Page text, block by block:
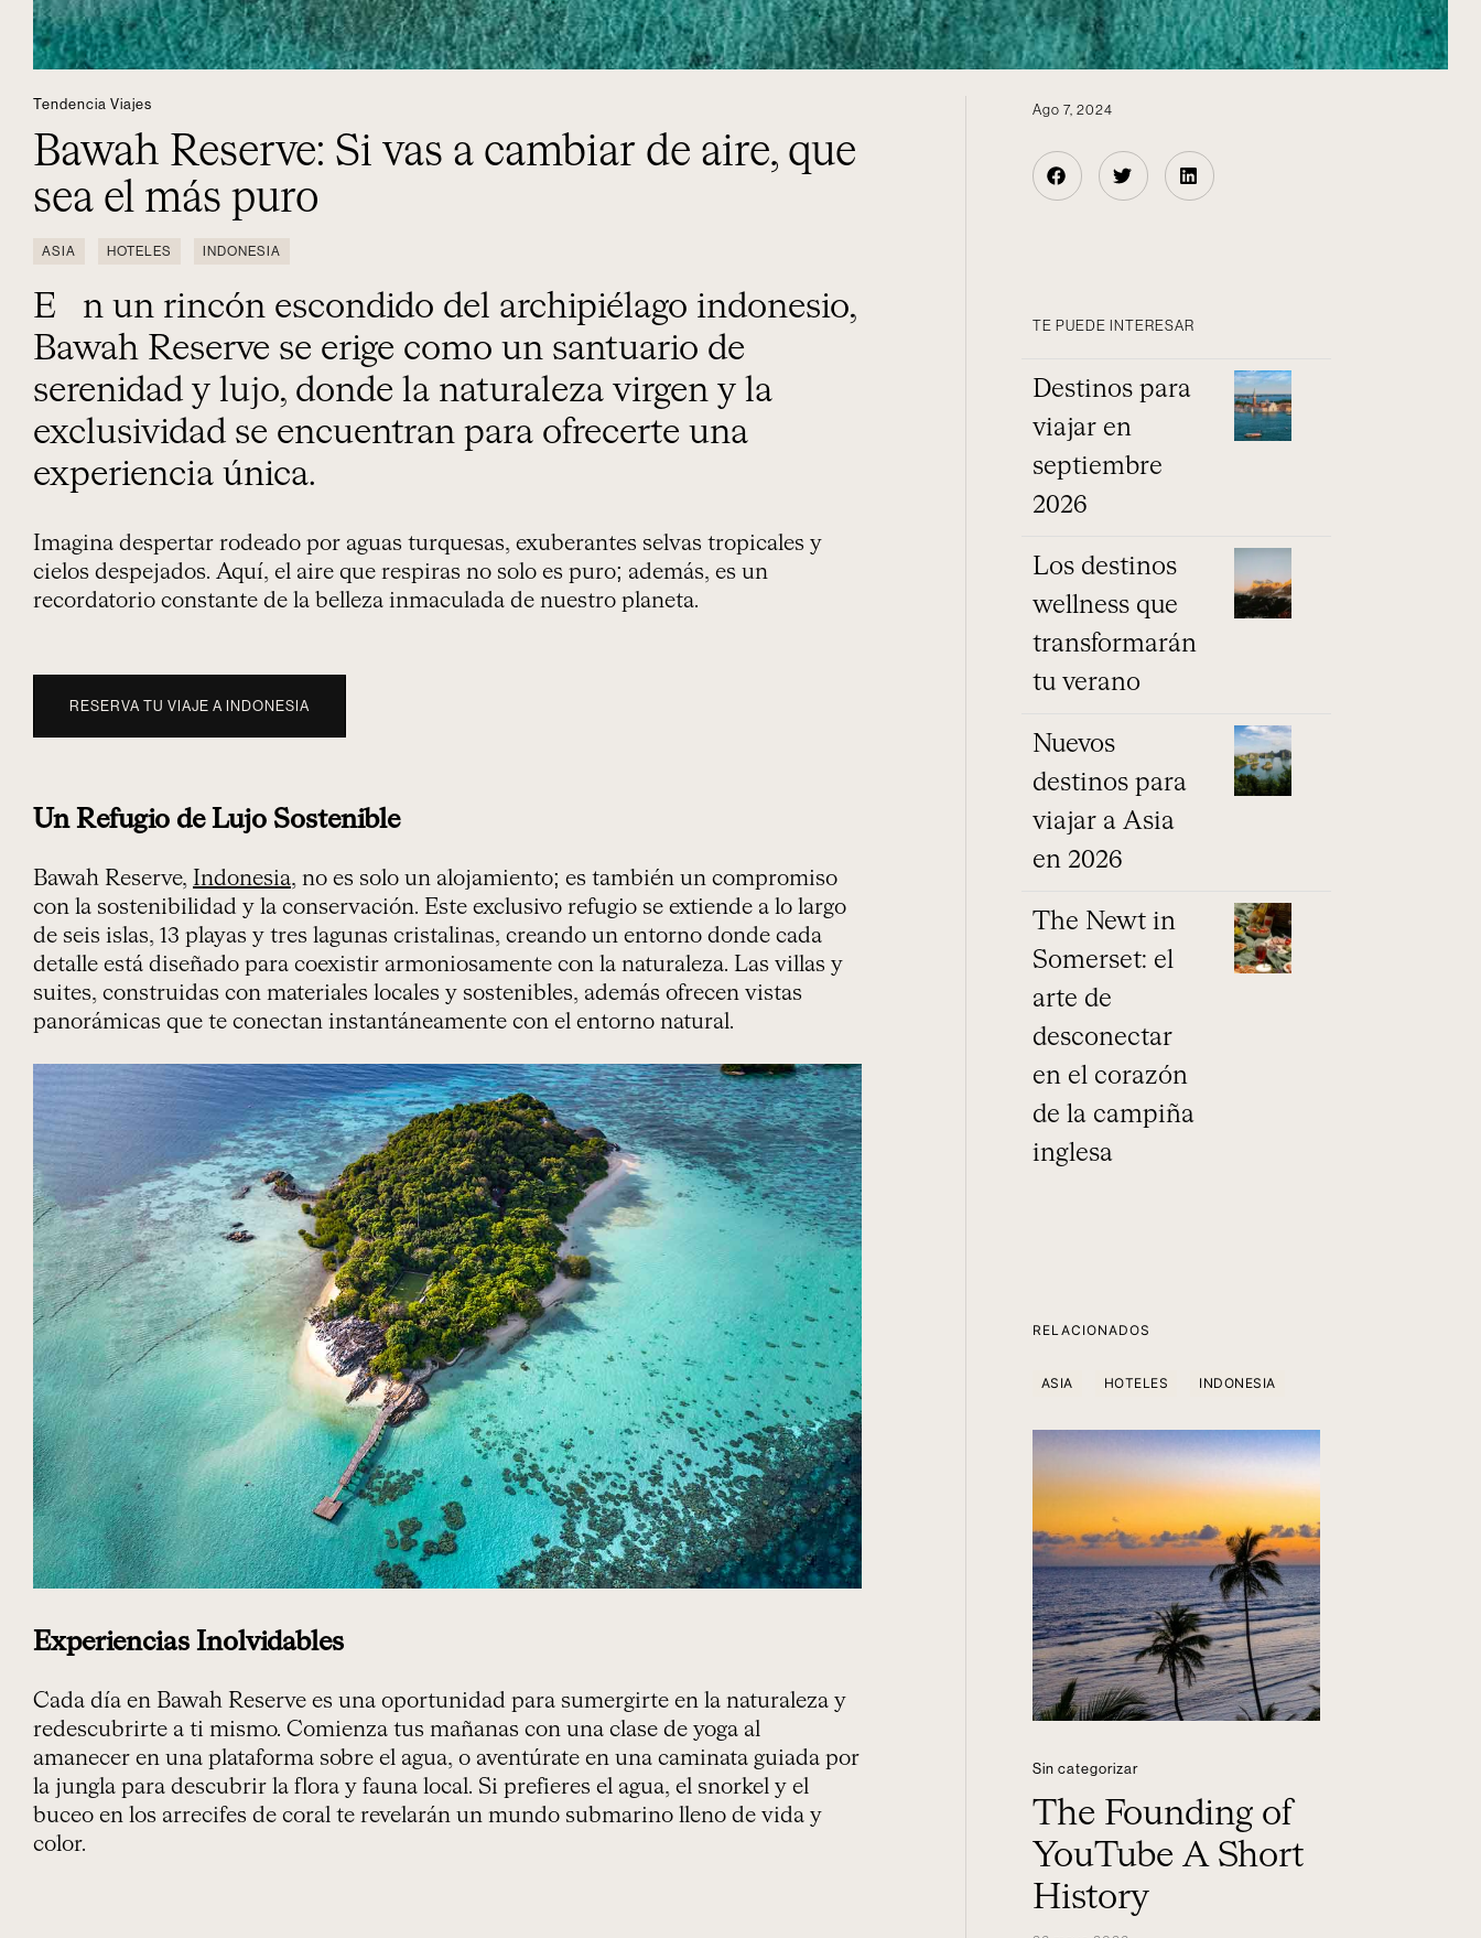
Tendencia Viajes
Bawah Reserve: Si vas a cambiar de aire, que
sea el más puro
ASIA HOTELES INDONESIA
En un rincón escondido del archipiélago indonesio,
Bawah Reserve se erige como un santuario de
serenidad y lujo, donde la naturaleza virgen y la
exclusividad se encuentran para ofrecerte una
experiencia única.
Imagina despertar rodeado por aguas turquesas, exuberantes selvas tropicales y
cielos despejados. Aquí, el aire que respiras no solo es puro; además, es un
recordatorio constante de la belleza inmaculada de nuestro planeta.
RESERVA TU VIAJE A INDONESIA
Un Refugio de Lujo Sostenible
Bawah Reserve, Indonesia, no es solo un alojamiento; es también un compromiso
con la sostenibilidad y la conservación. Este exclusivo refugio se extiende a lo largo
de seis islas, 13 playas y tres lagunas cristalinas, creando un entorno donde cada
detalle está diseñado para coexistir armoniosamente con la naturaleza. Las villas y
suites, construidas con materiales locales y sostenibles, además ofrecen vistas
panorámicas que te conectan instantáneamente con el entorno natural.
Experiencias Inolvidables
Cada día en Bawah Reserve es una oportunidad para sumergirte en la naturaleza y
redescubrirte a ti mismo. Comienza tus mañanas con una clase de yoga al
amanecer en una plataforma sobre el agua, o aventúrate en una caminata guiada por
la jungla para descubrir la flora y fauna local. Si prefieres el agua, el snorkel y el
buceo en los arrecifes de coral te revelarán un mundo submarino lleno de vida y
color.
Ago 7, 2024
TE PUEDE INTERESAR
Destinos para
viajar en
septiembre
2026
Los destinos
wellness que
transformarán
tu verano
Nuevos
destinos para
viajar a Asia
en 2026
The Newt in
Somerset: el
arte de
desconectar
en el corazón
de la campiña
inglesa
RELACIONADOS
ASIA HOTELES INDONESIA
Sin categorizar
The Founding of
YouTube A Short
History